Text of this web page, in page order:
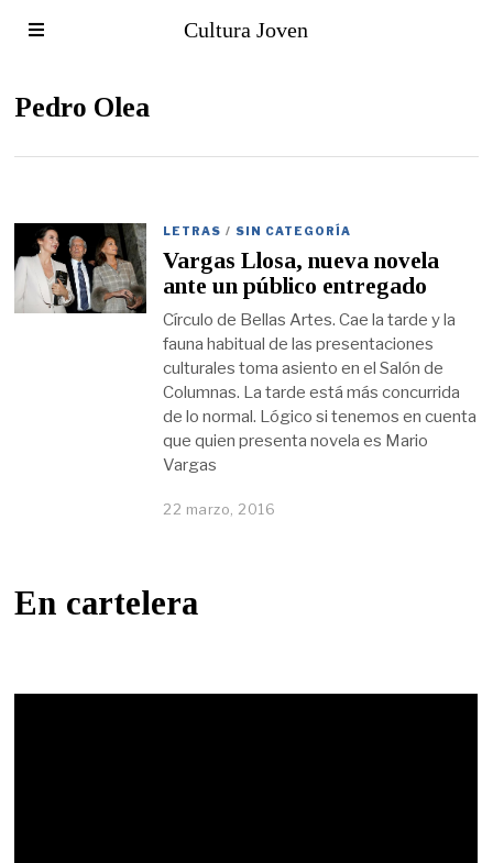
Cultura Joven
Pedro Olea
LETRAS / SIN CATEGORÍA
Vargas Llosa, nueva novela
ante un público entregado
Círculo de Bellas Artes. Cae la tarde y la
fauna habitual de las presentaciones
culturales toma asiento en el Salón de
Columnas. La tarde está más concurrida
de lo normal. Lógico si tenemos en cuenta
que quien presenta novela es Mario
Vargas
22 marzo, 2016
En cartelera